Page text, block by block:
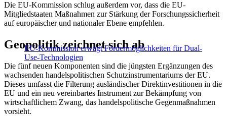
Die EU-Kommission schlug außerdem vor, dass die EU-
Mitgliedstaaten Maßnahmen zur Stärkung der Forschungssicherheit
auf europäischer und nationaler Ebene empfehlen.
EU-Kommission erwägt Fördermöglichkeiten für Dual-
Use-Technologien
Geopolitik zeichnet sich ab
Die fünf neuen Komponenten sind die jüngsten Ergänzungen des
wachsenden handelspolitischen Schutzinstrumentariums der EU.
Dieses umfasst die Filterung ausländischer Direktinvestitionen in die
EU und ein neu vereinbartes Instrument zur Bekämpfung von
wirtschaftlichem Zwang, das handelspolitische Gegenmaßnahmen
vorsieht.